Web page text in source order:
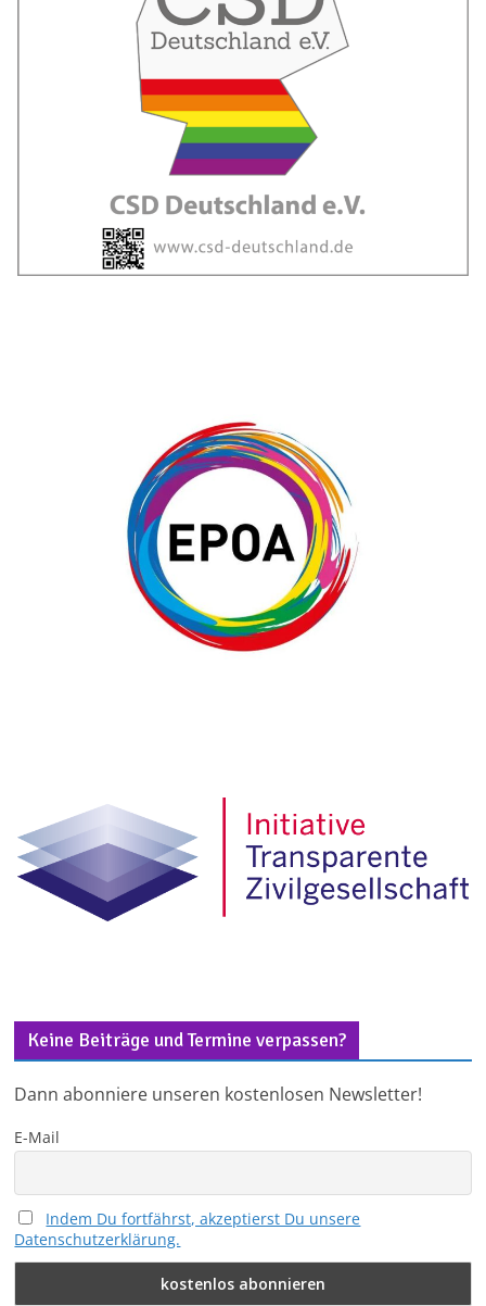
Keine Beiträge und Termine verpassen?
Dann abonniere unseren kostenlosen Newsletter!
E-Mail
Indem Du fortfährst, akzeptierst Du unsere
Datenschutzerklärung.